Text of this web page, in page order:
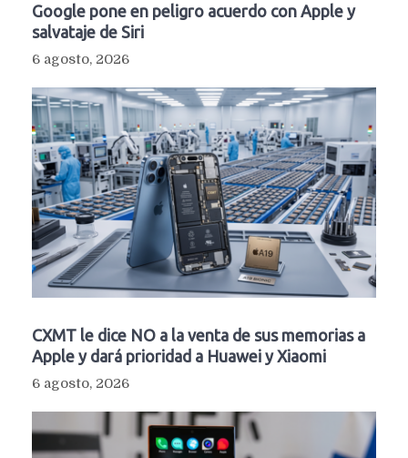
Google pone en peligro acuerdo con Apple y
salvataje de Siri
6 agosto, 2026
CXMT le dice NO a la venta de sus memorias a
Apple y dará prioridad a Huawei y Xiaomi
6 agosto, 2026